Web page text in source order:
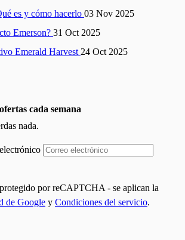
es y cómo hacerlo 03 Nov 2025
Emerson? 31 Oct 2025
Emerald Harvest 24 Oct 2025
cada semana
nada.
por reCAPTCHA - se aplican la
de Google y Condiciones del servicio.